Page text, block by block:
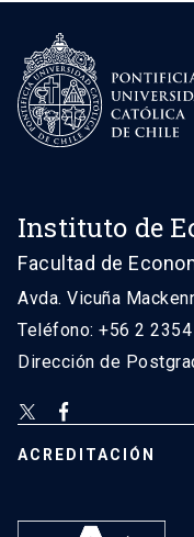
Instituto de
Facultad de
Avda. Vicuña
Teléfono: +56 2
Dirección de
ACREDITACIÓN